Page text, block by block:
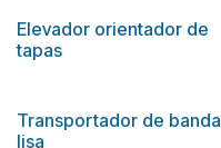
Elevador orientador de
tapas
Transportador de banda
lisa